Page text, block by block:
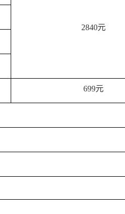
2840元
699元